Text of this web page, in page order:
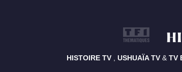
HISTOIRE TV USHUAÏA TV& TV